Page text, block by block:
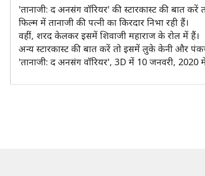
'तानाजी: द अनसंग वॉरियर' की स्टारकास्ट की बात
फिल्म में तानाजी की पत्नी का किरदार निभा रही हैं।
वहीं, शरद केलकर इसमें शिवाजी महाराज के रोल में हैं।
अन्य स्टारकास्ट की बात करें तो इसमें लुके केनी और पंकज
'तानाजी: द अनसंग वॉरियर', 3D में 10 जनवरी, 2020 में